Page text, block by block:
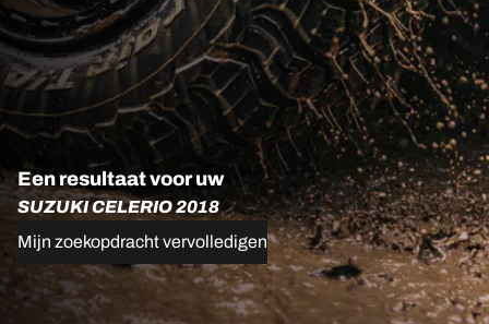
Een resultaat voor uw
SUZUKI CELERIO 2018
Mijn zoekopdracht vervolledigen